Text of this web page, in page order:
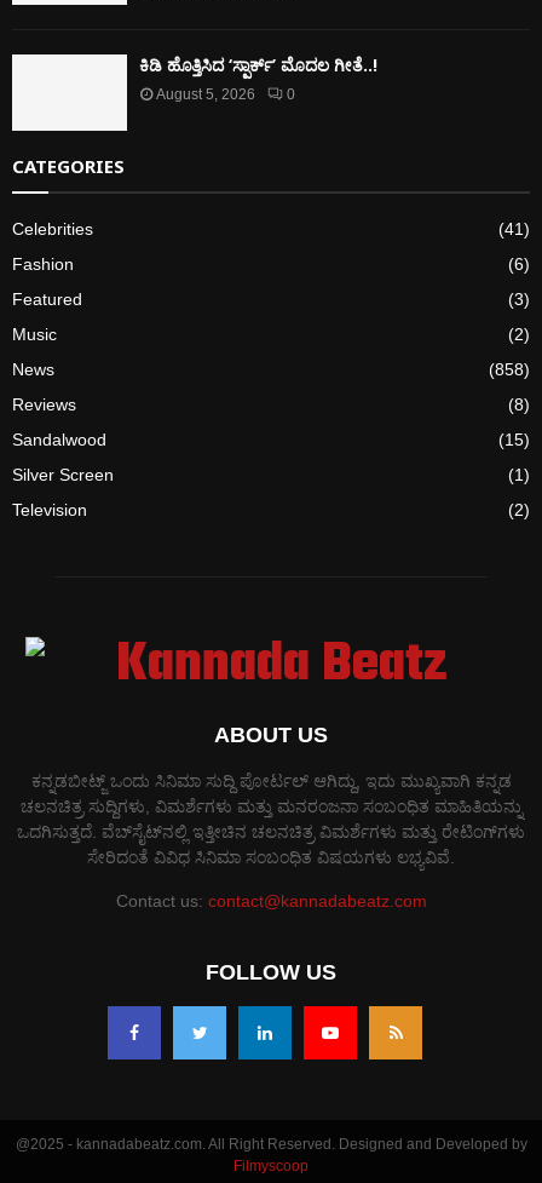
ಕಿಡಿ‌‌ ಹೊತ್ತಿಸಿದ ‘ಸ್ಪಾರ್ಕ್’ ಮೊದಲ‌ ಗೀತೆ..!
August 5, 2026 0
CATEGORIES
Celebrities
(41)
Fashion
(6)
Featured
(3)
Music
(2)
News
(858)
Reviews
(8)
Sandalwood
(15)
Silver Screen
(1)
Television
(2)
ABOUT US
ಕನ್ನಡಬೀಟ್ಜ್ ಒಂದು ಸಿನಿಮಾ ಸುದ್ದಿ ಪೋರ್ಟಲ್ ಆಗಿದ್ದು, ಇದು ಮುಖ್ಯವಾಗಿ ಕನ್ನಡ
ಚಲನಚಿತ್ರ ಸುದ್ದಿಗಳು, ವಿಮರ್ಶೆಗಳು ಮತ್ತು ಮನರಂಜನಾ ಸಂಬಂಧಿತ ಮಾಹಿತಿಯನ್ನು
ಒದಗಿಸುತ್ತದೆ. ವೆಬ್‌ಸೈಟ್‌ನಲ್ಲಿ ಇತ್ತೀಚಿನ ಚಲನಚಿತ್ರ ವಿಮರ್ಶೆಗಳು ಮತ್ತು ರೇಟಿಂಗ್‌ಗಳು
ಸೇರಿದಂತೆ ವಿವಿಧ ಸಿನಿಮಾ ಸಂಬಂಧಿತ ವಿಷಯಗಳು ಲಭ್ಯವಿವೆ.
Contact us: contact@kannadabeatz.com
FOLLOW US
@2025 - kannadabeatz.com. All Right Reserved. Designed and Developed by
Filmyscoop